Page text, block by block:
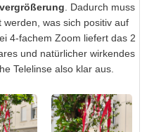
. Dadurch muss
was sich positiv auf
4-fachem Zoom liefert das 2
und natürlicher wirkendes
Telelinse also klar aus.